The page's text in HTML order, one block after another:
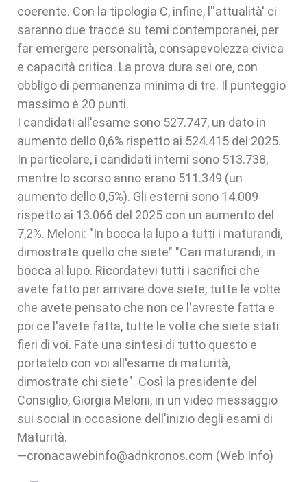
coerente. Con la tipologia C, infine, l''attualità' ci
saranno due tracce su temi contemporanei, per
far emergere personalità, consapevolezza civica
e capacità critica. La prova dura sei ore, con
obbligo di permanenza minima di tre. Il punteggio
massimo è 20 punti.
I candidati all'esame sono 527.747, un dato in
aumento dello 0,6% rispetto ai 524.415 del 2025.
In particolare, i candidati interni sono 513.738,
mentre lo scorso anno erano 511.349 (un
aumento dello 0,5%). Gli esterni sono 14.009
rispetto ai 13.066 del 2025 con un aumento del
7,2%. Meloni: "In bocca la lupo a tutti i maturandi,
dimostrate quello che siete" "Cari maturandi, in
bocca al lupo. Ricordatevi tutti i sacrifici che
avete fatto per arrivare dove siete, tutte le volte
che avete pensato che non ce l'avreste fatta e
poi ce l'avete fatta, tutte le volte che siete stati
fieri di voi. Fate una sintesi di tutto questo e
portatelo con voi all'esame di maturità,
dimostrate chi siete". Così la presidente del
Consiglio, Giorgia Meloni, in un video messaggio
sui social in occasione dell'inizio degli esami di
Maturità.
—cronacawebinfo@adnkronos.com (Web Info)